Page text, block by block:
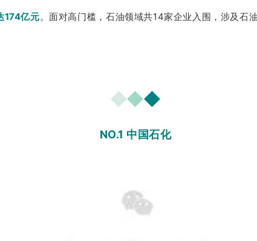
174亿元。面对高门槛，石油领域共14家企业入围，涉及石
◆◆◆
NO.1 中国石化